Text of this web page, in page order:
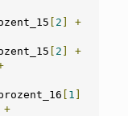
[ 2 ]
+
[ 2 ]
+
[ 1 ]
+